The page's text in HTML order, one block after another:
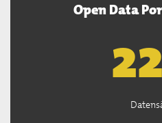
Open Data